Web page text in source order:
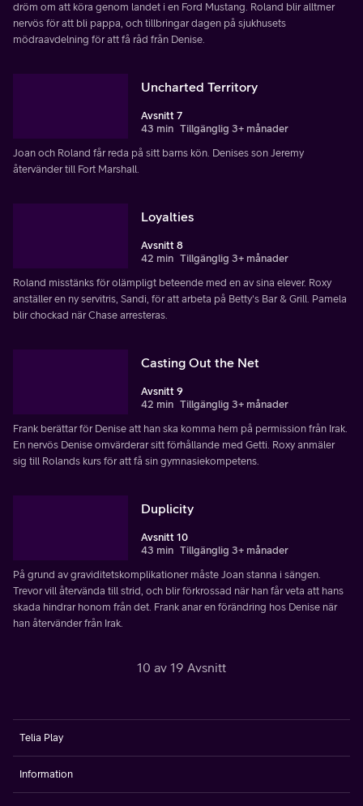
dröm om att köra genom landet i en Ford Mustang. Roland blir alltmer
nervös för att bli pappa, och tillbringar dagen på sjukhusets
mödraavdelning för att få råd från Denise.
Uncharted Territory
Avsnitt 7
43 min Tillgänglig 3+ månader
Joan och Roland får reda på sitt barns kön. Denises son Jeremy
återvänder till Fort Marshall.
Loyalties
Avsnitt 8
42 min Tillgänglig 3+ månader
Roland misstänks för olämpligt beteende med en av sina elever. Roxy
anställer en ny servitris, Sandi, för att arbeta på Betty's Bar & Grill. Pamela
blir chockad när Chase arresteras.
Casting Out the Net
Avsnitt 9
42 min Tillgänglig 3+ månader
Frank berättar för Denise att han ska komma hem på permission från Irak.
En nervös Denise omvärderar sitt förhållande med Getti. Roxy anmäler
sig till Rolands kurs för att få sin gymnasiekompetens.
Duplicity
Avsnitt 10
43 min Tillgänglig 3+ månader
På grund av graviditetskomplikationer måste Joan stanna i sängen.
Trevor vill återvända till strid, och blir förkrossad när han får veta att hans
skada hindrar honom från det. Frank anar en förändring hos Denise när
han återvänder från Irak.
10 av 19 Avsnitt
Telia Play
Information